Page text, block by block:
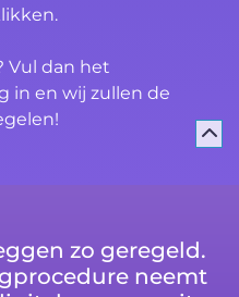
Vul dan het
in en wij zullen de
zo geregeld.
neemt